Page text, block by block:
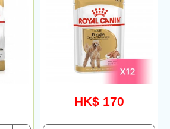
HK$ 170